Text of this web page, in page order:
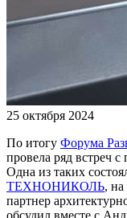
25 октября 2024
По итогу Форума
провела ряд встреч
Одна из таких
ТЕХНОНИКОЛЬ,
партнер
обсудил вместе с